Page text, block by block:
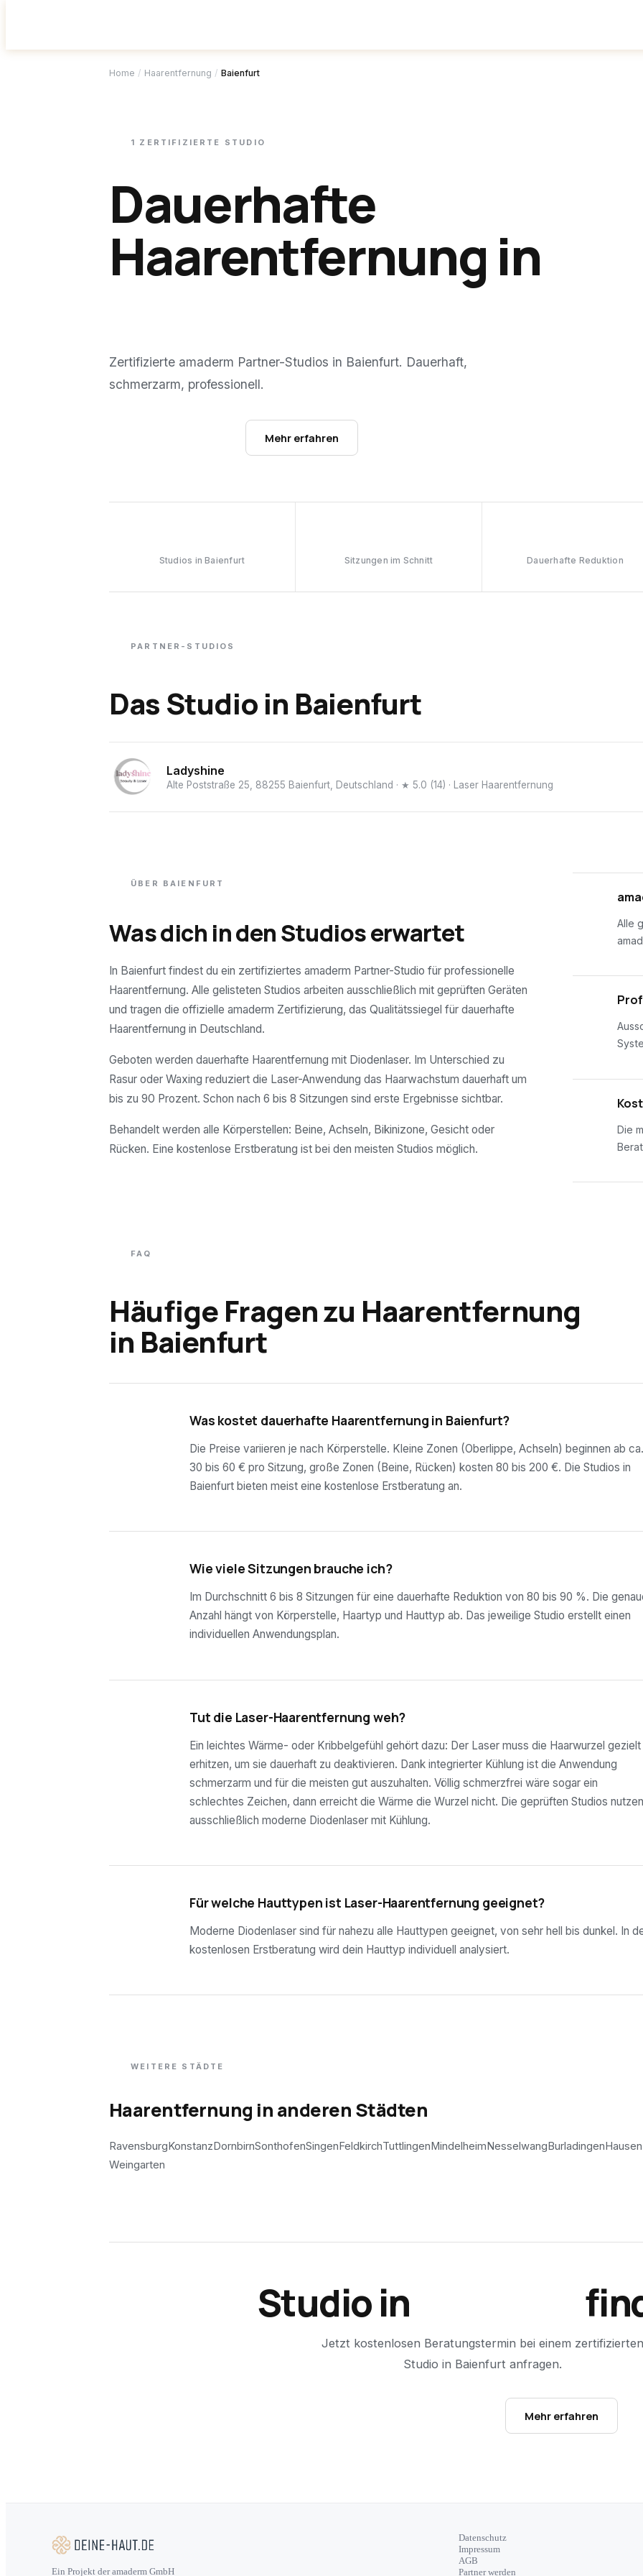
Home / Haarentfernung / Baienfurt
1 ZERTIFIZIERTE STUDIO
Dauerhafte
Haarentfernung in
Zertifizierte amaderm Partner-Studios in Baienfurt. Dauerhaft,
schmerzarm, professionell.
Mehr erfahren
Studios in Baienfurt Sitzungen im Schnitt Dauerhafte Reduktion
PARTNER-STUDIOS
Das Studio in Baienfurt
Ladyshine
Alte Poststraße 25, 88255 Baienfurt, Deutschland · ★ 5.0 (14) · Laser Haarentfernung
ÜBER BAIENFURT
Was dich in den Studios erwartet
In Baienfurt findest du ein zertifiziertes amaderm Partner-Studio für professionelle
Haarentfernung. Alle gelisteten Studios arbeiten ausschließlich mit geprüften Geräten
und tragen die offizielle amaderm Zertifizierung, das Qualitätssiegel für dauerhafte
Haarentfernung in Deutschland.
Geboten werden dauerhafte Haarentfernung mit Diodenlaser. Im Unterschied zu
Rasur oder Waxing reduziert die Laser-Anwendung das Haarwachstum dauerhaft um
bis zu 90 Prozent. Schon nach 6 bis 8 Sitzungen sind erste Ergebnisse sichtbar.
Behandelt werden alle Körperstellen: Beine, Achseln, Bikinizone, Gesicht oder
Rücken. Eine kostenlose Erstberatung ist bei den meisten Studios möglich.
Alle
Die
FAQ
Häufige Fragen zu Haarentfernung
in Baienfurt
Was kostet dauerhafte Haarentfernung in Baienfurt?
Die Preise variieren je nach Körperstelle. Kleine Zonen (Oberlippe, Achseln) beginnen ab ca.
30 bis 60 € pro Sitzung, große Zonen (Beine, Rücken) kosten 80 bis 200 €. Die Studios in
Baienfurt bieten meist eine kostenlose Erstberatung an.
Wie viele Sitzungen brauche ich?
Im Durchschnitt 6 bis 8 Sitzungen für eine dauerhafte Reduktion von 80 bis 90 %. Die
Anzahl hängt von Körperstelle, Haartyp und Hauttyp ab. Das jeweilige Studio erstellt einen
individuellen Anwendungsplan.
Tut die Laser-Haarentfernung weh?
Ein leichtes Wärme- oder Kribbelgefühl gehört dazu: Der Laser muss die Haarwurzel gezielt
erhitzen, um sie dauerhaft zu deaktivieren. Dank integrierter Kühlung ist die Anwendung
schmerzarm und für die meisten gut auszuhalten. Völlig schmerzfrei wäre sogar ein
schlechtes Zeichen, dann erreicht die Wärme die Wurzel nicht. Die geprüften Studios nutzen
ausschließlich moderne Diodenlaser mit Kühlung.
Für welche Hauttypen ist Laser-Haarentfernung geeignet?
Moderne Diodenlaser sind für nahezu alle Hauttypen geeignet, von sehr hell bis dunkel. In
kostenlosen Erstberatung wird dein Hauttyp individuell analysiert.
WEITERE STÄDTE
Haarentfernung in anderen Städten
RavensburgKonstanzDornbirnSonthofenSingenFeldkirchTuttlingenMindelheimNesselwangBurladingen
Weingarten
Studio in
Jetzt kostenlosen Beratungstermin bei einem zertifizierten
Studio in Baienfurt anfragen.
Mehr erfahren
Ein Projekt der amaderm GmbH
Datenschutz
Impressum
AGB
Partner werden